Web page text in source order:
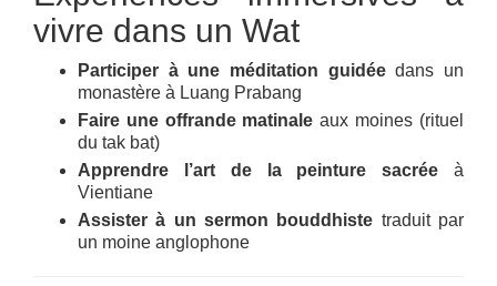
vivre dans un Wat
Participer à une méditation guidéedans un
monastère à Luang Prabang
Faire une offrande matinale aux moines (rituel
du tak bat)
Apprendre l’art de la peinture sacrée à
Vientiane
Assister à un sermon bouddhiste traduit par
un moine anglophone